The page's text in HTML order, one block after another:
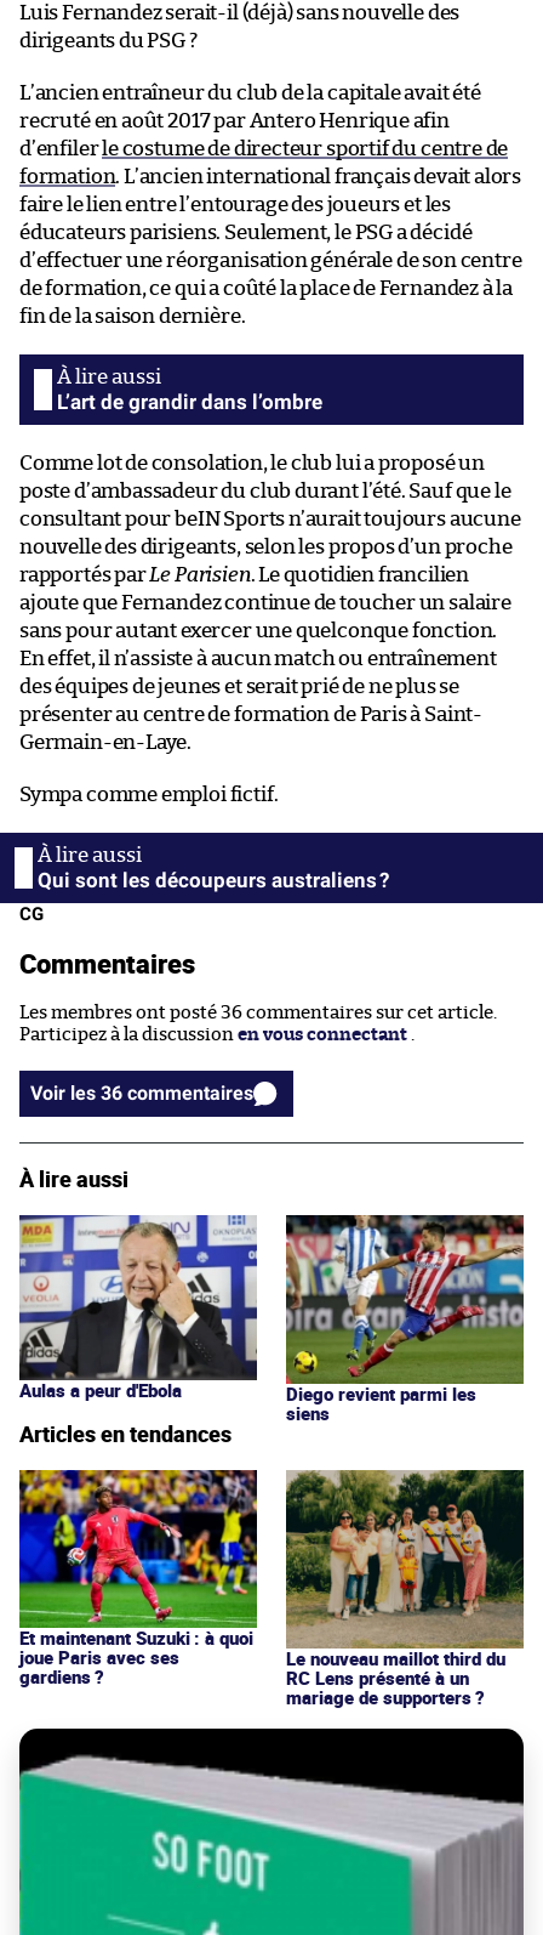
Luis Fernandez serait-il (déjà) sans nouvelle des
dirigeants du PSG ?
L’ancien entraîneur du club de la capitale avait été
recruté en août 2017 par Antero Henrique afin
d’enfilerle costume de directeur sportif du centre de
formation. L’ancien international français devait alors
faire le lien entre l’entourage des joueurs et les
éducateurs parisiens. Seulement, le PSG a décidé
d’effectuer une réorganisation générale de son centre
de formation, ce qui a coûté la place de Fernandez à la
fin de la saison dernière.
L’art de grandir dans l’ombre
Comme lot de consolation, le club lui a proposé un
poste d’ambassadeur du club durant l’été. Sauf que le
consultant pour beIN Sports n’aurait toujours aucune
nouvelle des dirigeants, selon les propos d’un proche
rapportés parLe Parisien. Le quotidien francilien
ajoute que Fernandez continue de toucher un salaire
sans pour autant exercer une quelconque fonction.
En effet, il n’assiste à aucun match ou entraînement
des équipes de jeunes et serait prié de ne plus se
présenter au centre de formation de Paris à Saint-
Germain-en-Laye.
Sympa comme emploi fictif.
Qui sont les découpeurs australiens ?
CG
Commentaires
Les membres ont posté 36 commentaires sur cet article.
Participez à la discussion en vous connectant
Voir les 36 commentaires
À lire aussi
Aulas a peur d'Ebola
Diego revient parmi les
siens
Articles en tendances
Et maintenant Suzuki : à quoi
joue Paris avec ses
gardiens ?
Le nouveau maillot third du
RC Lens présenté à un
mariage de supporters ?